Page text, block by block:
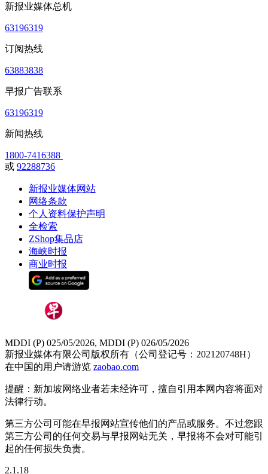
新报业媒体总机
63196319
订阅热线
63883838
早报广告联系
63196319
新闻热线
1800-7416388
或 92288736
新报业媒体网站
网络条款
个人资料保护声明
全检索
ZShop集品店
海峡时报
商业时报
MDDI (P) 025/05/2026, MDDI (P) 026/05/2026
新报业媒体有限公司版权所有（公司登记号：202120748H）
在中国的用户请游览 zaobao.com
提醒：新加坡网络业者若未经许可，擅自引用本网内容将面对
法律行动。
第三方公司可能在早报网站宣传他们的产品或服务。不过您跟
第三方公司的任何交易与早报网站无关，早报将不会对可能引
起的任何损失负责。
2.1.18